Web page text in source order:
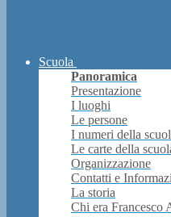
Scuola
Panoramica
Presentazione
I luoghi
Le persone
I numeri della
Le carte della
Organizzazione
Contatti e
La storia
Chi era Francesco